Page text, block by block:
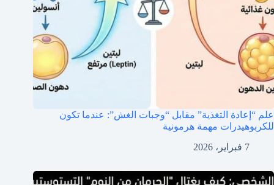
علم “إعادة التغذية” مقابل “وجبات الغش”: عندما تكون
للكربوهيدرات مهمة هرمونية
7 فبراير، 2026